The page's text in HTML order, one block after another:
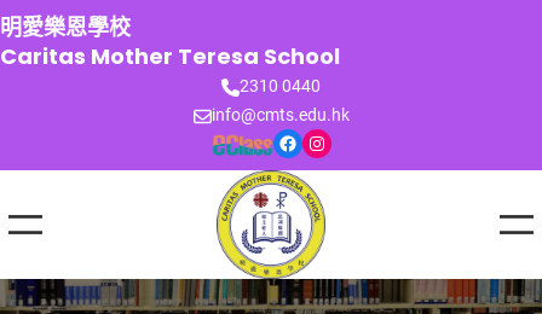
跳
至
主
明愛樂恩學校
Caritas Mother Teresa School
2310 0440
info@cmts.edu.hk
Facebook Instagram